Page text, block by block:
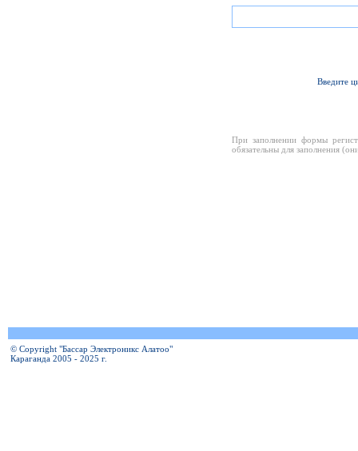
Введите
При заполнении формы
обязательны для заполнения
© Copyright "Бассар Электроникс Алатоо"
Караганда 2005 - 2025 г.